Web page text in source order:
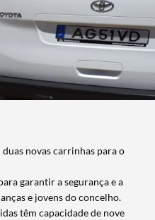
novas carrinhas para o
garantir a segurança e a
e jovens do concelho.
têm capacidade de nove